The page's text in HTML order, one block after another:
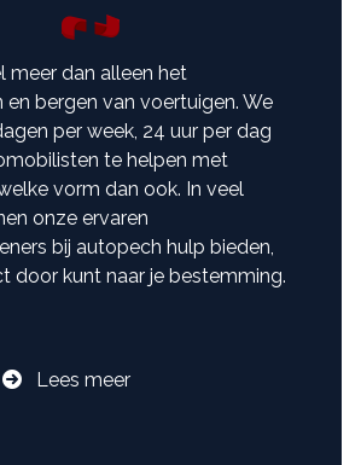
meer dan alleen het
en bergen van voertuigen. We
per week, 24 uur per dag
te helpen met
vorm dan ook. In veel
onze ervaren
bij autopech hulp bieden,
door kunt naar je bestemming.
Lees meer